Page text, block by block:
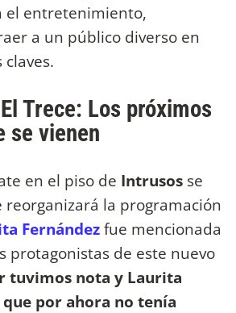
el entretenimiento,
a un público diverso en
Trece: Los próximos
se vienen
en el piso de Intrusos se
reorganizará la programación
Fernándezfue mencionada
protagonistas de este nuevo
tuvimos nota y Laurita
por ahora no tenía